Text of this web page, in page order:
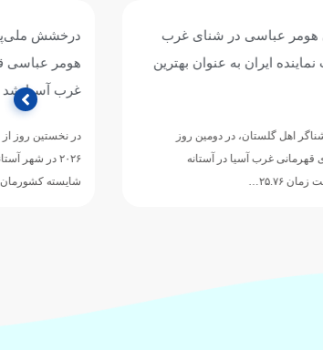
درخشش ملی‌پوش ایران در استخر آستانه؛
هومر عباسی قهرمان ۱۰۰ متر کرال پشت
در نخستین روز از رقابت‌های شنای قهرمانی غرب آسیا
۲۰۲۶ در شهر آستانه قزاقستان، هومر عباسی ملی‌پوش
شایسته کشورمان با…